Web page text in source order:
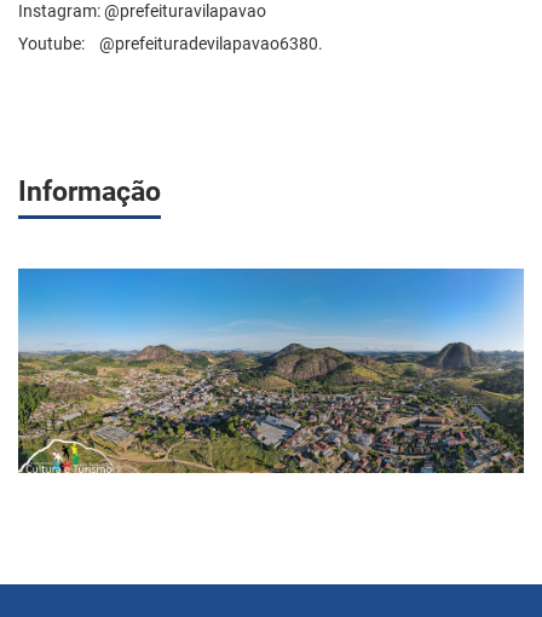
Instagram:@prefeituravilapavao
Youtube:
@prefeituradevilapavao6380.
Informação